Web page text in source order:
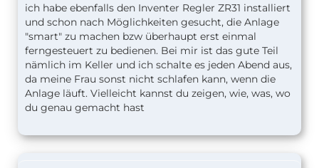
ich habe ebenfalls den Inventer Regler ZR31 installiert
und schon nach Möglichkeiten gesucht, die Anlage
"smart" zu machen bzw überhaupt erst einmal
ferngesteuert zu bedienen. Bei mir ist das gute Teil
nämlich im Keller und ich schalte es jeden Abend aus,
da meine Frau sonst nicht schlafen kann, wenn die
Anlage läuft. Vielleicht kannst du zeigen, wie, was, wo
du genau gemacht hast